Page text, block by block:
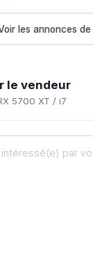
les annonces de
le vendeur
5700 XT / i7